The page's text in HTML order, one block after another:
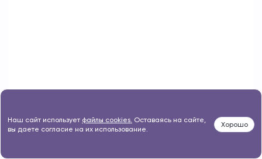
Наш сайт использует файлы cookies. Оставаясь на сайте,
вы даете согласие на их использование.
Хорошо